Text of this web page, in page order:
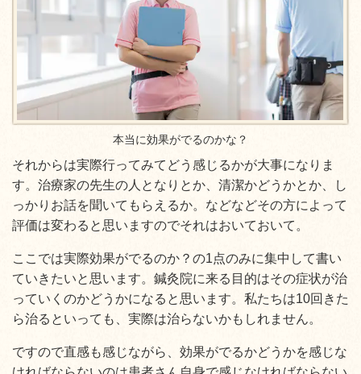
本当に効果がでるのかな？
それからは実際行ってみてどう感じるかが大事になりま
す。治療家の先生の人となりとか、清潔かどうかとか、し
っかりお話を聞いてもらえるか。などなどその方によって
評価は変わると思いますのでそれはおいておいて。
ここでは実際効果がでるのか？の1点のみに集中して書い
ていきたいと思います。鍼灸院に来る目的はその症状が治
っていくのかどうかになると思います。私たちは10回きた
ら治るといっても、実際は治らないかもしれません。
ですので直感も感じながら、効果がでるかどうかを感じな